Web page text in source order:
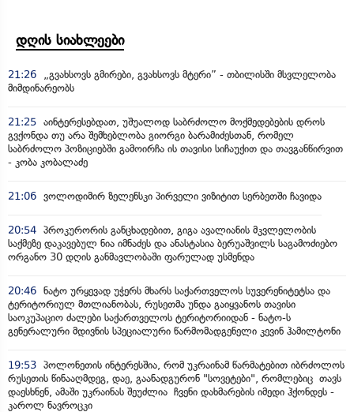
დღის სიახლეები
21:26
„გვახსოვს გმირები, გვახსოვს მტერი” - თბილისში მსვლელობა
მიმდინარეობს
21:25 აინტერესებდათ, უშუალოდ საბრძოლო მოქმედებების დროს
გვქონდა თუ არა შემხებლობა გიორგი ბარამიძესთან, რომელ
საბრძოლო პოზიციებში გამოირჩა ის თავისი სიჩაუქით და თავგანწირვით
- კობა კობალაძე
21:06 ვოლოდიმირ ზელენსკი პირველი ვიზიტით სერბეთში ჩავიდა
20:54 პროკურორის განცხადებით, გიგა ავალიანის მკვლელობის
საქმეზე დაკავებულ ნია იმნაძეს და ანასტასია ბერუაშვილს საგამოძიებო
ორგანო 30 დღის განმავლობაში ფარულად უსმენდა
20:46 ნატო ურყევად უჭერს მხარს საქართველოს სუვერენიტეტსა და
ტერიტორიულ მთლიანობას, რუსეთმა უნდა გაიყვანოს თავისი
საოკუპაციო ძალები საქართველოს ტერიტორიიდან - ნატო-ს
გენერალური მდივნის სპეციალური წარმომადგენელი კევინ ჰამილტონი
19:53 პოლონეთის ინტერესშია, რომ უკრაინამ წარმატებით იბრძოლოს
რუსეთის წინააღმდეგ, დაე, გაანადგურონ "სოვეტები", რომლებიც თავს
დაესხნენ, ამაში უკრაინას შეუძლია ჩვენი დახმარების იმედი ჰქონდეს -
კაროლ ნავროცკი